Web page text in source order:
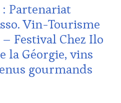
Partenariat
Vin-Tourisme
Festival Chez Ilo
la Géorgie, vins
gourmands